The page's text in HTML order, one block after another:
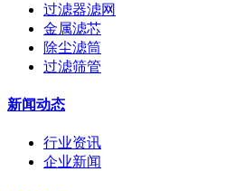
过滤器滤网
金属滤芯
除尘滤筒
过滤筛管
新闻动态
行业资讯
企业新闻